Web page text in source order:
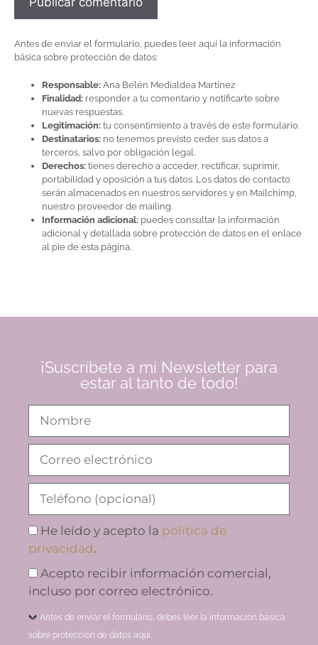
Antes de enviar el formulario, puedes leer aquí la información
básica sobre protección de datos:
Responsable: Ana Belén Medialdea Martínez
Finalidad: responder a tu comentario y notificarte sobre
nuevas respuestas.
Legitimación: tu consentimiento a través de este formulario.
Destinatarios: no tenemos previsto ceder sus datos a
terceros, salvo por obligación legal.
Derechos: tienes derecho a acceder, rectificar, suprimir,
portabilidad y oposición a tus datos. Los datos de contacto
serán almacenados en nuestros servidores y en Mailchimp,
nuestro proveedor de mailing.
Información adicional: puedes consultar la información
adicional y detallada sobre protección de datos en el enlace
al pie de esta página.
¡Suscríbete a mi Newsletter para
estar al tanto de todo!
He leído y acepto la política de
privacidad.
Acepto recibir información comercial,
incluso por correo electrónico.
Antes de enviar el formulario, debes leer la información básica
sobre protección de datos aquí.